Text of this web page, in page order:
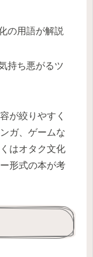
の用語が解説
持ち悪がるツ
が絞りやすく
ガ、ゲームな
はオタク文化
形式の本が考